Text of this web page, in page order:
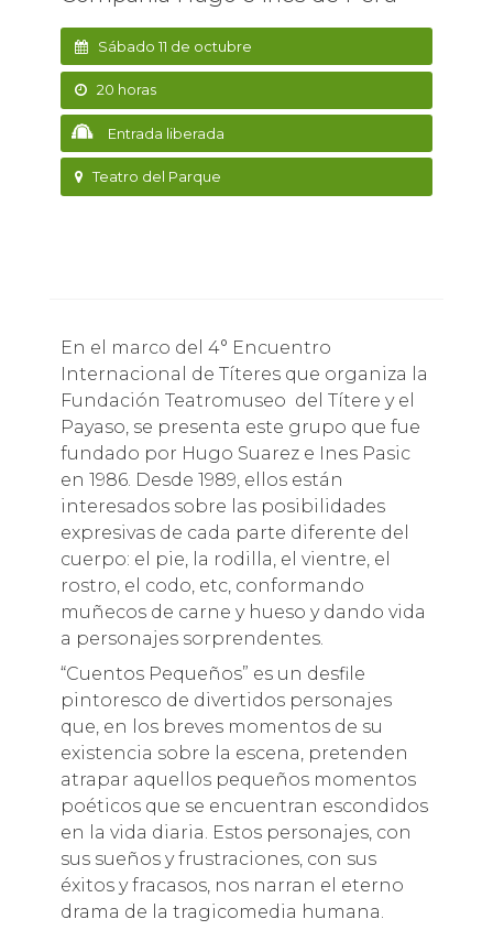
Sábado 11 de octubre
20 horas
Entrada liberada
Teatro del Parque
En el marco del 4° Encuentro
Internacional de Títeres que organiza la
Fundación Teatromuseo del Títere y el
Payaso, se presenta este grupo que fue
fundado por Hugo Suarez e Ines Pasic
en 1986. Desde 1989, ellos están
interesados sobre las posibilidades
expresivas de cada parte diferente del
cuerpo: el pie, la rodilla, el vientre, el
rostro, el codo, etc, conformando
muñecos de carne y hueso y dando vida
a personajes sorprendentes.
“Cuentos Pequeños” es un desfile
pintoresco de divertidos personajes
que, en los breves momentos de su
existencia sobre la escena, pretenden
atrapar aquellos pequeños momentos
poéticos que se encuentran escondidos
en la vida diaria. Estos personajes, con
sus sueños y frustraciones, con sus
éxitos y fracasos, nos narran el eterno
drama de la tragicomedia humana.